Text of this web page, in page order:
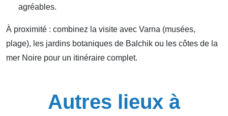
agréables.
À proximité : combinez la visite avec Varna (musées,
plage), les jardins botaniques de Balchik ou les côtes de la
mer Noire pour un itinéraire complet.
Autres lieux à